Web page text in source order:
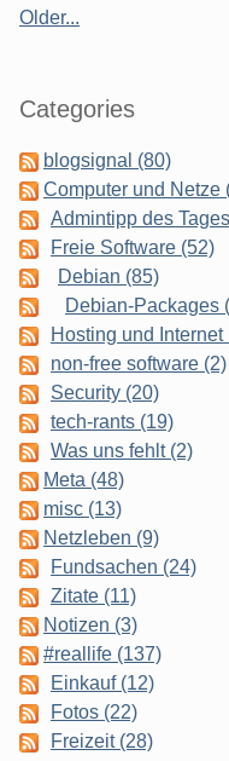
Older...
Categories
blogsignal (80)
Computer und Netze
Admintipp des
Freie Software (52)
Debian (85)
Debian-Packages
Hosting und Internet
non-free software (2)
Security (20)
tech-rants (19)
Was uns fehlt (2)
Meta (48)
misc (13)
Netzleben (9)
Fundsachen (24)
Zitate (11)
Notizen (3)
#reallife (137)
Einkauf (12)
Fotos (22)
Freizeit (28)